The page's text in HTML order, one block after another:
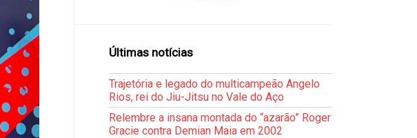
Últimas notícias
Trajetória e legado do multicampeão Angelo
Rios, rei do Jiu-Jitsu no Vale do Aço
Relembre a insana montada do “azarão” Roger
Gracie contra Demian Maia em 2002